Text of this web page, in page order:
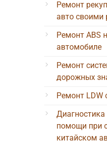
Ремонт
авто своими
Ремонт ABS
автомобиле
Ремонт
дорожных
Ремонт LDW
помощи при
китайском